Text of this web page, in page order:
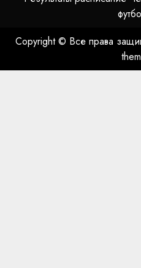
Copyright © Все права